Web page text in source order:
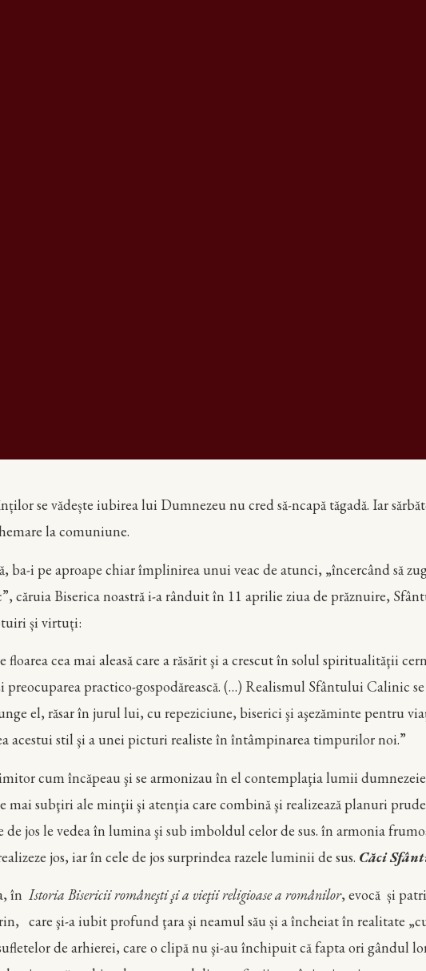
se vădește iubirea lui Dumnezeu nu cred să-ncapă tăgadă. Iar
la comuniune.
ba-i pe aproape chiar împlinirea unui veac de atunci, „încercând să
căruia Biserica noastră i-a rânduit în 11 aprilie ziua de prăznuire,
și virtuți:
cea mai aleasă care a răsărit şi a crescut în solul spiritualităţii
preocuparea practico-gospodărească. (…) Realismul Sfântului Calinic
el, răsar în jurul lui, cu repeziciune, biserici şi aşezăminte pentru
acestui stil şi a unei picturi realiste în întâmpinarea timpurilor noi.”
cum încăpeau şi se armonizau în el contemplaţia lumii
mai subţiri ale minţii şi atenţia care combină şi realizează planuri
de jos le vedea în lumina şi sub imboldul celor de sus. în armonia
jos, iar în cele de jos surprindea razele luminii de sus. Căci
înIstoria Bisericii româneşti şi a vieţii religioase a românilor, evocă și
care şi-a iubit profund ţara şi neamul său și a încheiat în realitate
de arhierei, care o clipă nu şi-au închipuit că fapta ori